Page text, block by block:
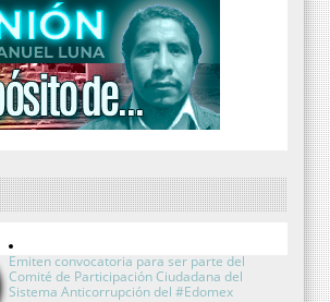
Emiten convocatoria para ser parte del
Comité de Participación Ciudadana del
Sistema Anticorrupción del #Edomex